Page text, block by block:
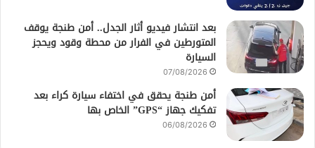
بعد انتشار فيديو أثار الجدل.. أمن طنجة يوقف
المتورطين في الفرار من محطة وقود ويحجز
السيارة
07/08/2026
أمن طنجة يحقق في اختفاء سيارة كراء بعد
تفكيك جهاز “GPS” الخاص بها
06/08/2026